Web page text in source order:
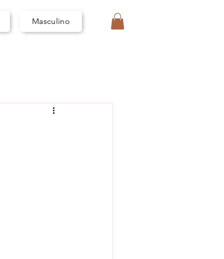
VA
Masculino